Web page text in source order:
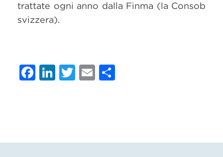
trattate ogni anno dalla Finma (la Consob
svizzera).
Facebook
LinkedIn
Twitter
Email